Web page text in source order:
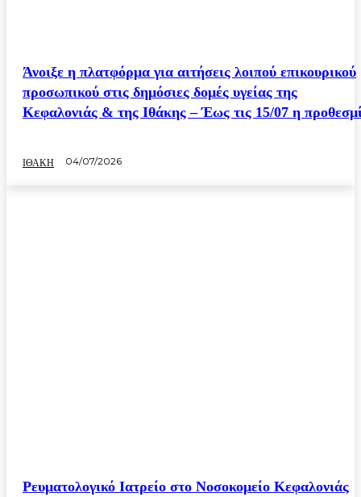
Άνοιξε η πλατφόρμα για αιτήσεις λοιπού επικουρικού
προσωπικού στις δημόσιες δομές υγείας της
Κεφαλονιάς & της Ιθάκης – Έως τις 15/07 η
ΙΘΑΚΗ 04/07/2026
Ρευματολογικό Ιατρείο στο Νοσοκομείο Κεφαλονιάς